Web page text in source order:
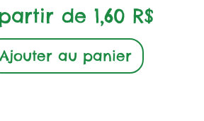
de 1,60 R$
promotionnel
au panier